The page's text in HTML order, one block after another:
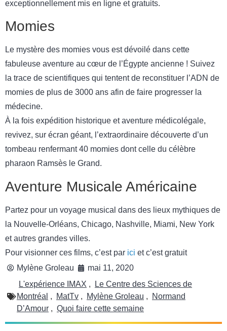
exceptionnellement mis en ligne et gratuits.
Momies
Le mystère des momies vous est dévoilé dans cette
fabuleuse aventure au cœur de l’Égypte ancienne ! Suivez
la trace de scientifiques qui tentent de reconstituer l’ADN de
momies de plus de 3000 ans afin de faire progresser la
médecine.
À la fois expédition historique et aventure médicolégale,
revivez, sur écran géant, l’extraordinaire découverte d’un
tombeau renfermant 40 momies dont celle du célèbre
pharaon Ramsès le Grand.
Aventure Musicale Américaine
Partez pour un voyage musical dans des lieux mythiques de
la Nouvelle-Orléans, Chicago, Nashville, Miami, New York
et autres grandes villes.
Pour visionner ces films, c’est par ici et c’est gratuit
Mylène Groleau
mai 11, 2020
L'expérience IMAX ,
Le Centre des Sciences de
Montréal , MatTv , Mylène Groleau ,
Normand
D’Amour , Quoi faire cette semaine